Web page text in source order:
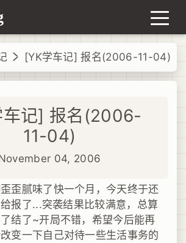
[YK学车记] 报名(2006-11-04)
车记] 报名(2006-
11-04)
04, 2006
歪腻味了快一个月，今天终于还
报了...突袭结果比较满意，总算
结了~开局不错，希望今后能再
变一下自己对待一些生活事务的